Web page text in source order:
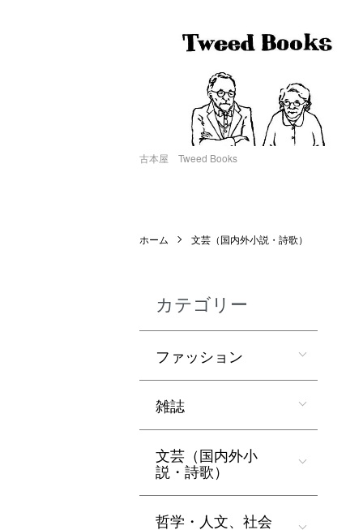
古本屋 Tweed Books
ホーム 文芸（国内外小説・詩歌）
カテゴリー
ファッション
雑誌
文芸（国内外小
説・詩歌）
哲学・人文、社会